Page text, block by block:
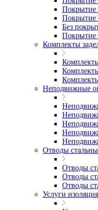
Покрытие
Покрытие
Без
Покрытие
Комплекты
Неподвижные
Отводы
Отводы
Отводы
Отводы
Услуги